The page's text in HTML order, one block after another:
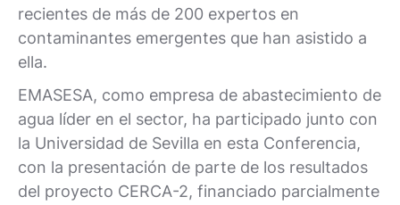
recientes de más de 200 expertos en
contaminantes emergentes que han asistido a
ella.
EMASESA, como empresa de abastecimiento de
agua líder en el sector, ha participado junto con
la Universidad de Sevilla en esta Conferencia,
con la presentación de parte de los resultados
del proyecto CERCA-2, financiado parcialmente